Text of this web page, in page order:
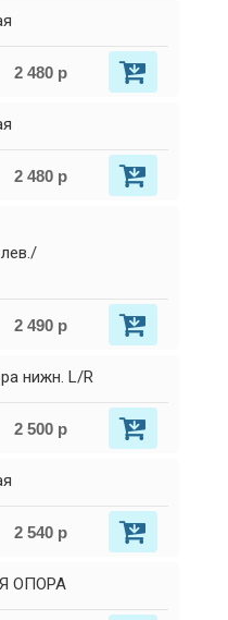
2 480 р
2 480 р
2 490 р
нижн. L/R
2 500 р
2 540 р
ОПОРА